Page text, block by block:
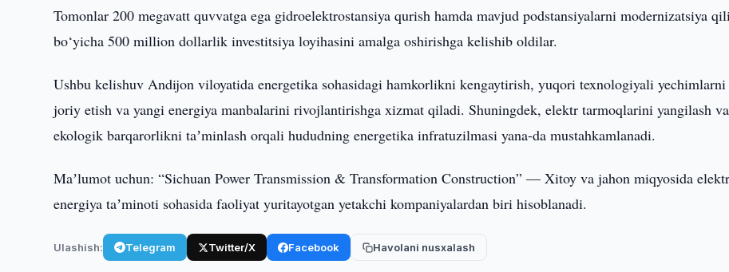
Tomonlar 200 megavatt quvvatga ega gidroelektrostansiya qurish hamda mavjud podstansiyalarni modernizatsiya
bo‘yicha 500 million dollarlik investitsiya loyihasini amalga oshirishga kelishib oldilar.
Ushbu kelishuv Andijon viloyatida energetika sohasidagi hamkorlikni kengaytirish, yuqori texnologiyali yechimlarni
joriy etish va yangi energiya manbalarini rivojlantirishga xizmat qiladi. Shuningdek, elektr tarmoqlarini yangilash va
ekologik barqarorlikni taʼminlash orqali hududning energetika infratuzilmasi yana-da mustahkamlanadi.
Maʼlumot uchun: “Sichuan Power Transmission & Transformation Construction” — Xitoy va jahon miqyosida elektr
energiya taʼminoti sohasida faoliyat yuritayotgan yetakchi kompaniyalardan biri hisoblanadi.
Ulashish: Telegram Twitter/X Facebook Havolani nusxalash